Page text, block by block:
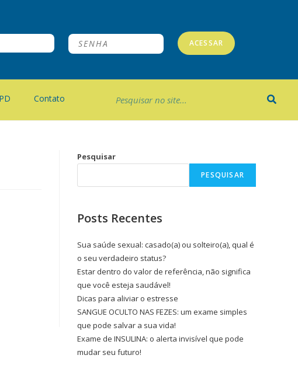
ACESSAR
Contato
Pesquisar
PESQUISAR
Posts Recentes
Sua saúde sexual: casado(a) ou solteiro(a), qual é
o seu verdadeiro status?
Estar dentro do valor de referência, não significa
que você esteja saudável!
Dicas para aliviar o estresse
SANGUE OCULTO NAS FEZES: um exame simples
que pode salvar a sua vida!
Exame de INSULINA: o alerta invisível que pode
mudar seu futuro!